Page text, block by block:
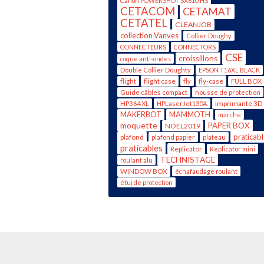
CETACOM CETAMAT
CETATEL CLEANJOB
collection Vanves
Collier Doughy
CONNECTEURS
CONNECTORS
coque anti-ondes
croissillons CSE
Double Collier Doughty
EPSON T16XL BLACK
flight
flight case fly fly-case
FULL BOX
Guide câbles compact
housse de protection
HP364XL
HPLaserJet130A
imprimante 3D
MAKERBOT
MAMMOTH marche
moquette NOEL2019 PAPER BOX
plafond plafond papier plateau
praticables Replicator
Replicator mini
roulant alu
TECHNISTAGE
WINDOW BOX
échafaudage roulant
étui de protection